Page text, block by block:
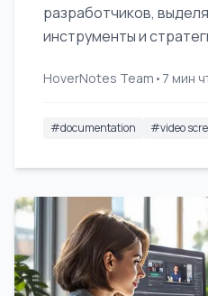
разработчиков,
инструменты и
эффективности
HoverNotes Team • 7 мин
#documentation #video